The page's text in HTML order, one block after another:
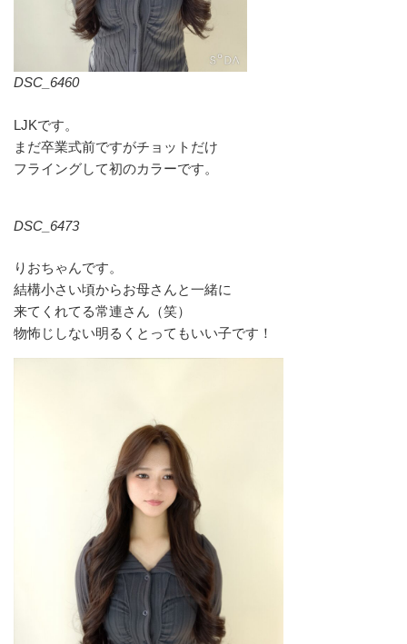
DSC_6460
LJKです。
まだ卒業式前ですがチョットだけ
フライングして初のカラーです。
DSC_6473
りおちゃんです。
結構小さい頃からお母さんと一緒に
来てくれてる常連さん（笑）
物怖じしない明るくとってもいい子です！